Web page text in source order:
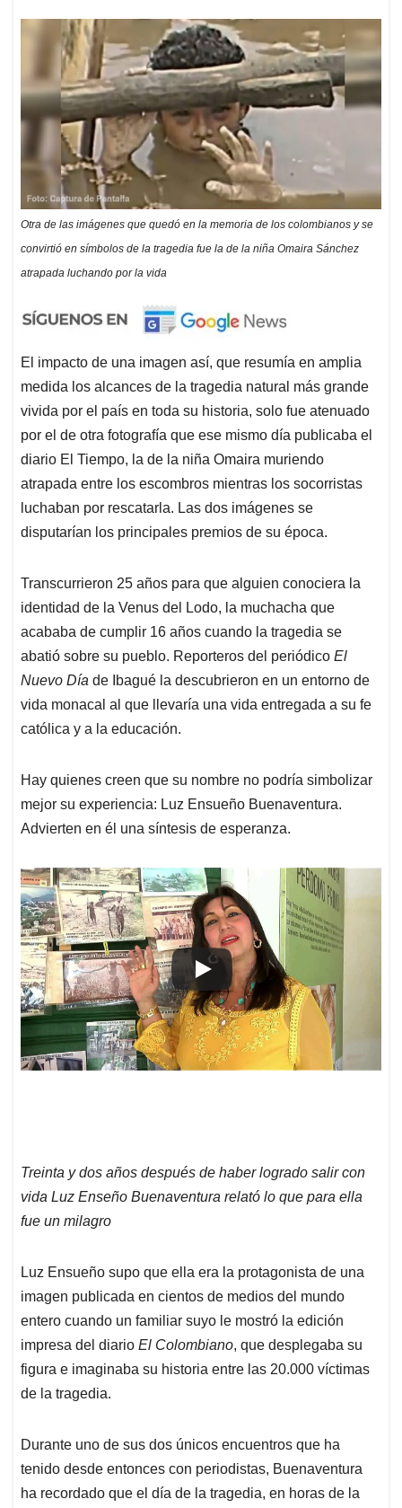
Otra de las imágenes que quedó en la memoria de los colombianos y se
convirtió en símbolos de la tragedia fue la de la niña Omaira Sánchez
atrapada luchando por la vida
El impacto de una imagen así, que resumía en amplia
medida los alcances de la tragedia natural más grande
vivida por el país en toda su historia, solo fue atenuado
por el de otra fotografía que ese mismo día publicaba el
diario El Tiempo, la de la niña Omaira muriendo
atrapada entre los escombros mientras los socorristas
luchaban por rescatarla. Las dos imágenes se
disputarían los principales premios de su época.
Transcurrieron 25 años para que alguien conociera la
identidad de la Venus del Lodo, la muchacha que
acababa de cumplir 16 años cuando la tragedia se
abatió sobre su pueblo. Reporteros del periódico El
Nuevo Día de Ibagué la descubrieron en un entorno de
vida monacal al que llevaría una vida entregada a su fe
católica y a la educación.
Hay quienes creen que su nombre no podría simbolizar
mejor su experiencia: Luz Ensueño Buenaventura.
Advierten en él una síntesis de esperanza.
Treinta y dos años después de haber logrado salir con
vida Luz Enseño Buenaventura relató lo que para ella
fue un milagro
Luz Ensueño supo que ella era la protagonista de una
imagen publicada en cientos de medios del mundo
entero cuando un familiar suyo le mostró la edición
impresa del diario El Colombiano, que desplegaba su
figura e imaginaba su historia entre las 20.000 víctimas
de la tragedia.
Durante uno de sus dos únicos encuentros que ha
tenido desde entonces con periodistas, Buenaventura
ha recordado que el día de la tragedia, en horas de la